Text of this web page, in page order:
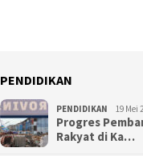
PENDIDIKAN
PENDIDIKAN 19 Mei
Progres
Rakyat di Ka…